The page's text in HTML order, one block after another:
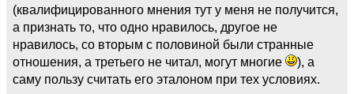
(квалифицированного мнения тут у меня не получится,
а признать то, что одно нравилось, другое не
нравилось, со вторым с половиной были странные
отношения, а третьего не читал, могут многие
), а
саму пользу считать его эталоном при тех условиях.